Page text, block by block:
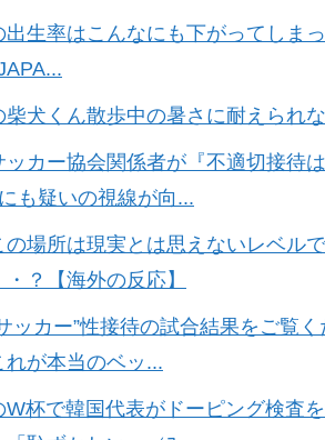
出生率はこんなにも下がってしま
犬くん散歩中の暑さに耐えられな
カー協会関係者が『不適切接待
も疑いの視線が向...
の場所は現実とは思えないレベル
？【海外の反応】
ッカー”性接待の試合結果をご覧
が本当のベッ...
杯で韓国代表がドーピング検査